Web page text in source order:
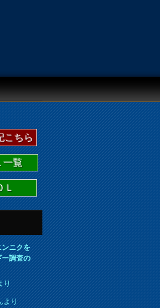
こちら
一覧
Ｌ
ンニクを
ー調査の
り
より